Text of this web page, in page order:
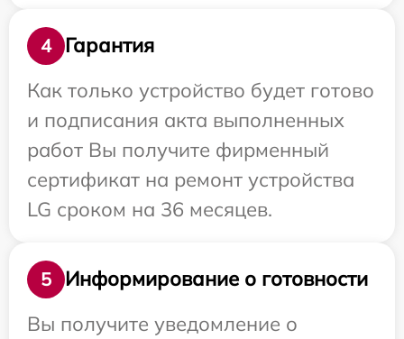
4
Гарантия
Как только устройство будет готово
и подписания акта выполненных
работ Вы получите фирменный
сертификат на ремонт устройства
LG сроком на 36 месяцев.
5
Информирование о готовности
Вы получите уведомление о